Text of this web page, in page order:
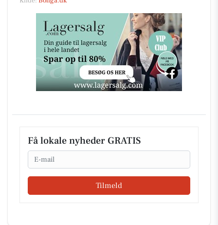
Få lokale nyheder GRATIS
Email
Tilmeld